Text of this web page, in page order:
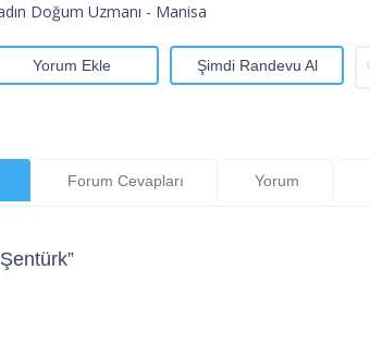
Doğum Uzmanı - Manisa
Yorum Ekle Şimdi Randevu Al
Forum Cevapları Yorum